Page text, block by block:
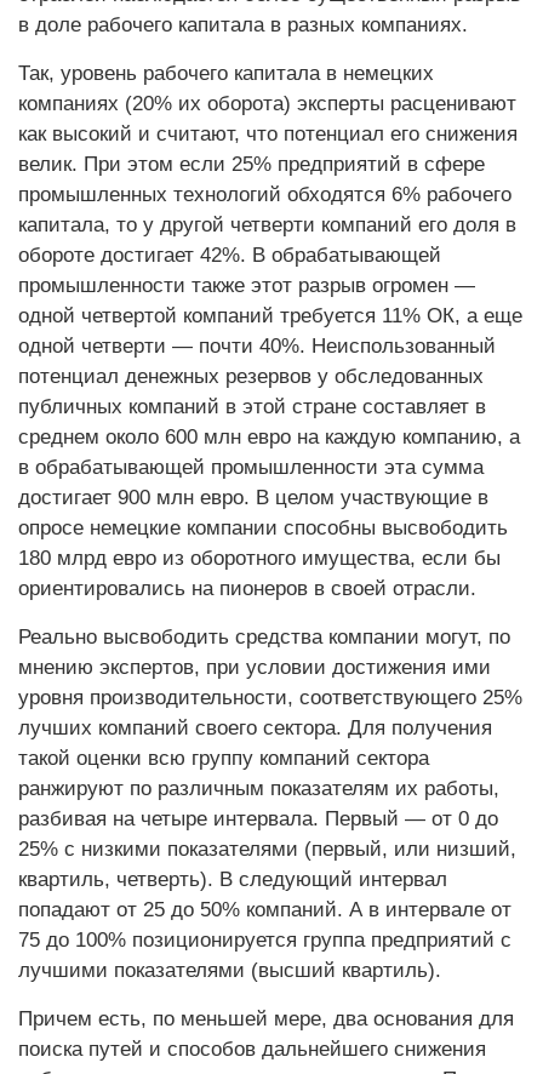
в доле рабочего капитала в разных компаниях.
Так, уровень рабочего капитала в немецких
компаниях (20% их оборота) эксперты расценивают
как высокий и считают, что потенциал его снижения
велик. При этом если 25% предприятий в сфере
промышленных технологий обходятся 6% рабочего
капитала, то у другой четверти компаний его доля в
обороте достигает 42%. В обрабатывающей
промышленности также этот разрыв огромен —
одной четвертой компаний требуется 11% ОК, а еще
одной четверти — почти 40%. Неиспользованный
потенциал денежных резервов у обследованных
пуб­личных компаний в этой стране составляет в
среднем около 600 млн евро на каждую компанию, а
в обрабатывающей промышленности эта сумма
достигает 900 млн евро. В целом участвующие в
опросе немецкие компании способны высвободить
180 млрд евро из оборотного имущества, если бы
ориентировались на пионеров в своей отрасли.
Реально высвободить средства компании могут, по
мнению экспертов, при условии достижения ими
уровня производительности, соответствующего 25%
лучших компаний своего сектора. Для получения
такой оценки всю группу компаний сектора
ранжируют по различным показателям их работы,
разбивая на четыре интервала. Первый — от 0 до
25% с низкими показателями (первый, или низший,
квартиль, четверть). В следующий интервал
попадают от 25 до 50% компаний. А в интервале от
75 до 100% позиционируется группа предприятий с
лучшими показателями (высший квартиль).
Причем есть, по меньшей мере, два основания для
поиска путей и способов дальнейшего снижения